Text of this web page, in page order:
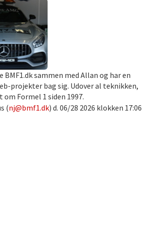
BMF1.dk sammen med Allan og har en
projekter bag sig. Udover al teknikken,
om Formel 1 siden 1997.
(nj@bmf1.dk) d. 06/28 2026 klokken 17:06